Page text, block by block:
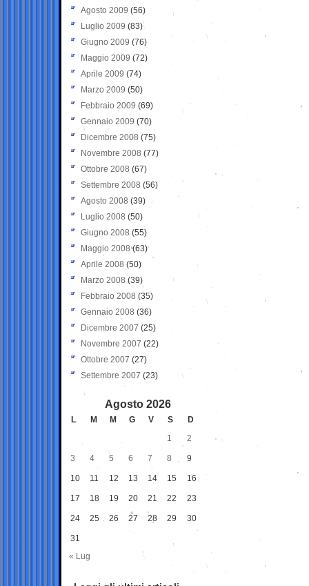
Agosto 2009 (56)
Luglio 2009 (83)
Giugno 2009 (76)
Maggio 2009 (72)
Aprile 2009 (74)
Marzo 2009 (50)
Febbraio 2009 (69)
Gennaio 2009 (70)
Dicembre 2008 (75)
Novembre 2008 (77)
Ottobre 2008 (67)
Settembre 2008 (56)
Agosto 2008 (39)
Luglio 2008 (50)
Giugno 2008 (55)
Maggio 2008(63)
Aprile 2008 (50)
Marzo 2008 (39)
Febbraio 2008 (35)
Gennaio 2008 (36)
Dicembre 2007 (25)
Novembre 2007 (22)
Ottobre 2007 (27)
Settembre 2007 (23)
Agosto 2026
L M M G V S
D
1
2
3 4 5 6 7 8 9
10 11 12 13 14 15 16
17 18 19 20 21 22 23
24 25 26 27 28 29 30
31
« Lug